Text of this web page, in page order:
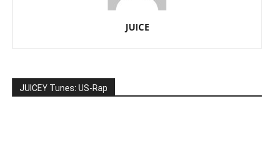
JUICE
JUICEY Tunes: US-Rap